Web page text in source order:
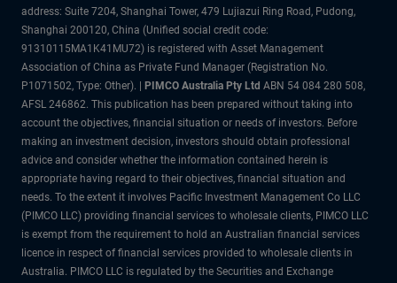
address: Suite 7204, Shanghai Tower, 479 Lujiazui Ring Road, Pudong,
Shanghai 200120, China (Unified social credit code:
91310115MA1K41MU72) is registered with Asset Management
Association of China as Private Fund Manager (Registration No.
P1071502, Type: Other). | PIMCO Australia Pty Ltd ABN 54 084 280 508,
AFSL 246862. This publication has been prepared without taking into
account the objectives, financial situation or needs of investors. Before
making an investment decision, investors should obtain professional
advice and consider whether the information contained herein is
appropriate having regard to their objectives, financial situation and
needs. To the extent it involves Pacific Investment Management Co LLC
(PIMCO LLC) providing financial services to wholesale clients, PIMCO LLC
is exempt from the requirement to hold an Australian financial services
licence in respect of financial services provided to wholesale clients in
Australia. PIMCO LLC is regulated by the Securities and Exchange